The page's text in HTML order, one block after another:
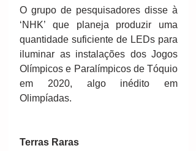
O grupo de pesquisadores disse à
‘NHK’ que planeja produzir uma
quantidade suficiente de LEDs para
iluminar as instalações dos Jogos
Olímpicos e Paralímpicos de Tóquio
em 2020, algo inédito em
Olimpíadas.
Terras Raras